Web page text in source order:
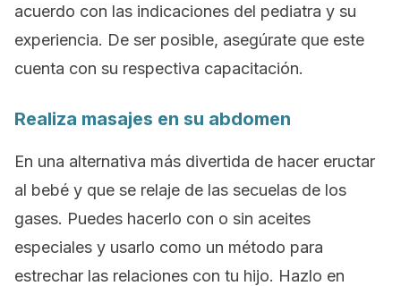
acuerdo con las indicaciones del pediatra y su
experiencia. De ser posible, asegúrate que este
cuenta con su respectiva capacitación.
Realiza masajes en su abdomen
En una alternativa más divertida de hacer eructar
al bebé y que se relaje de las secuelas de los
gases. Puedes hacerlo con o sin aceites
especiales y usarlo como un método para
estrechar las relaciones con tu hijo. Hazlo en